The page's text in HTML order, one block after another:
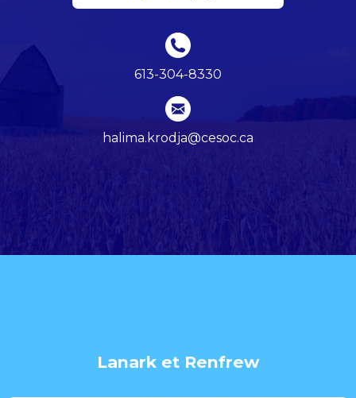
613-304-8330
halima.krodja@cesoc.ca
Lanark et Renfrew